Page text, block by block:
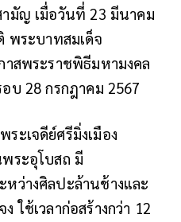
มัญ เมื่อวันที่ 23 มีนาคม
พระบาทสมเด็จ
าสพระราชพิธีมหามงคล
บ 28 กรกฎาคม 2567
ระเจดีย์ศรีมิ่งเมือง
ระอุโบสถ มี
หว่างศิลปะล้านช้างและ
ใช้เวลาก่อสร้างกว่า 12